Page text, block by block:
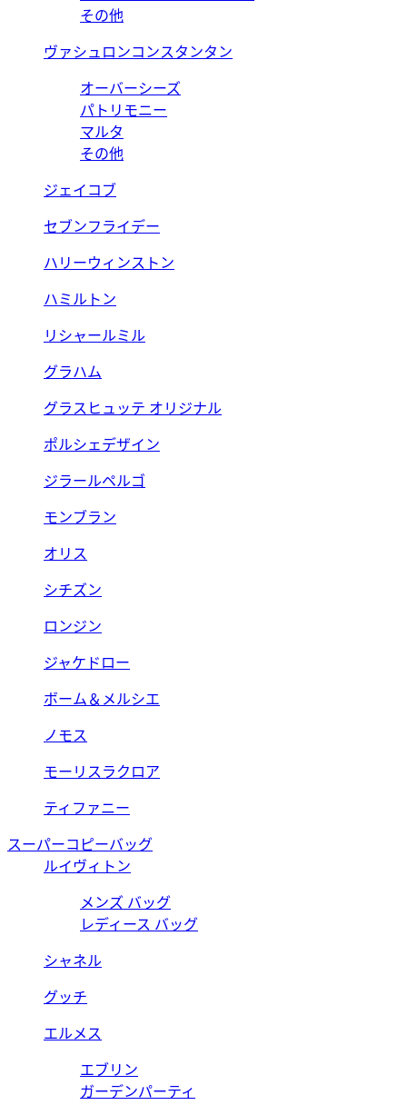
その他
ヴァシュロンコンスタンタン
オーバーシーズ
パトリモニー
マルタ
その他
ジェイコブ
セブンフライデー
ハリーウィンストン
ハミルトン
リシャールミル
グラハム
グラスヒュッテ オリジナル
ポルシェデザイン
ジラールペルゴ
モンブラン
オリス
シチズン
ロンジン
ジャケドロー
ボーム＆メルシエ
ノモス
モーリスラクロア
ティファニー
スーパーコピーバッグ
ルイヴィトン
メンズ バッグ
レディース バッグ
シャネル
グッチ
エルメス
エブリン
ガーデンパーティ